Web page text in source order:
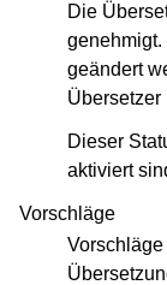
Die
genehmigt.
geändert
Übersetzer
Dieser
aktiviert
Vorschläge